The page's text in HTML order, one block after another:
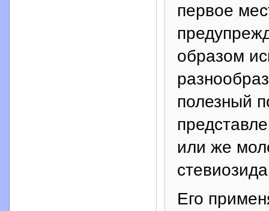
первое
образом
полезный
или же
Его